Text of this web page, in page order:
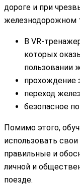
дороге и при
железнодорожном
В VR-
которых
пользовании
прохождение
переход
безопасное
Помимо этого,
использовать
правильные и
личной и
поезде.